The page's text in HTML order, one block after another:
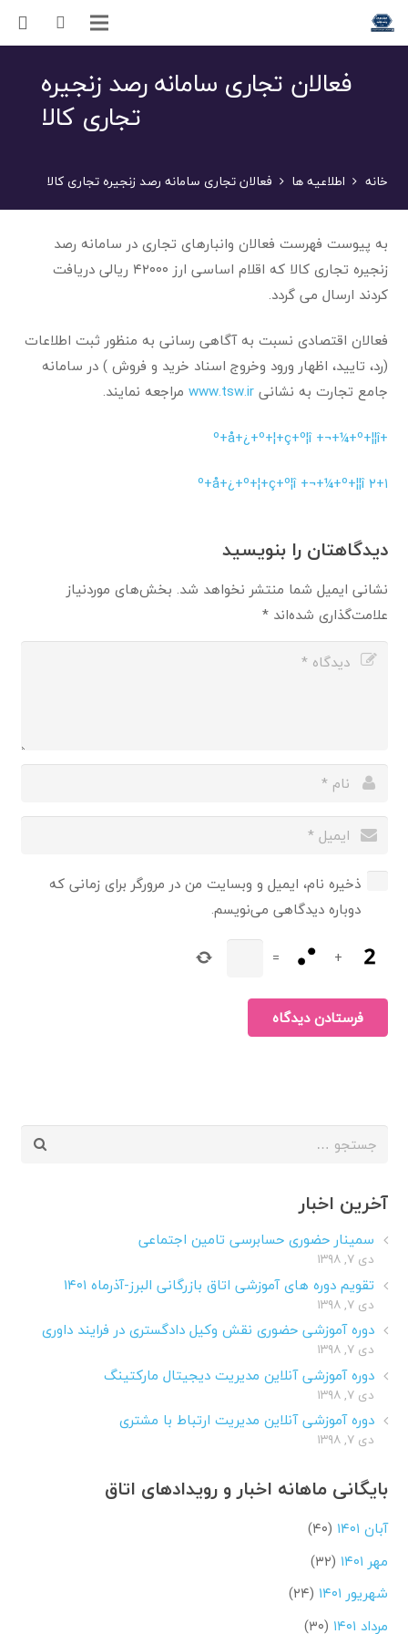
فعالان تجاری سامانه رصد زنجیره
تجاری کالا
خانه اطلاعیه ها فعالان تجاری سامانه رصد زنجیره تجاری کالا
به پیوست فهرست فعالان وانبارهای تجاری در سامانه رصد
زنجیره تجاری کالا که اقلام اساسی ارز ۴۲۰۰۰ ریالی دریافت
کردند ارسال می گردد.
فعالان اقتصادی نسبت به آگاهی رسانی به منظور ثبت اطلاعات
(رد، تایید، اظهار ورود وخروج اسناد خرید و فروش ) در سامانه
جامع تجارت به نشانیwww.tsw.ir مراجعه نمایند.
+º+å+¿+º+¦+ç+º¦î +¬+¼+º+¦¦î
۱+º+å+¿+º+¦+ç+º¦î +¬+¼+º+¦¦î ۲
دیدگاهتان را بنویسید
نشانی ایمیل شما منتشر نخواهد شد. بخش‌های موردنیاز
علامت‌گذاری شده‌اند*
ذخیره نام، ایمیل و وبسایت من در مرورگر برای زمانی که
دوباره دیدگاهی می‌نویسم.
+
=
فرستادن دیدگاه
جستجو
آخرین اخبار
سمینار حضوری حسابرسی تامین اجتماعی
دی ۷, ۱۳۹۸
تقویم دوره های آموزشی اتاق بازرگانی البرز-آذرماه ۱۴۰۱
دی ۷, ۱۳۹۸
دوره آموزشی حضوری نقش وکیل دادگستری در فرایند داوری
دی ۷, ۱۳۹۸
دوره آموزشی آنلاین مدیریت دیجیتال مارکتینگ
دی ۷, ۱۳۹۸
دوره آموزشی آنلاین مدیریت ارتباط با مشتری
دی ۷, ۱۳۹۸
بایگانی ماهانه اخبار و رویدادهای اتاق
آبان ۱۴۰۱
(۴۰)
مهر ۱۴۰۱
(۳۲)
شهریور ۱۴۰۱
(۲۴)
مرداد ۱۴۰۱
(۳۰)